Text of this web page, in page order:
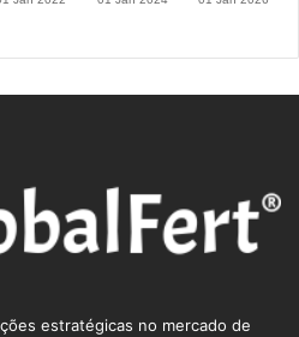
estratégicas no mercado de